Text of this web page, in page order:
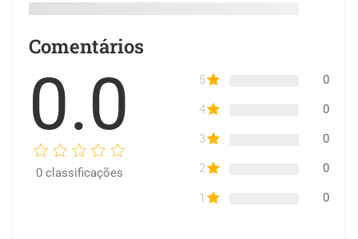
Comentários
0.0
0classificações
5 0
4 0
3 0
2 0
1 0